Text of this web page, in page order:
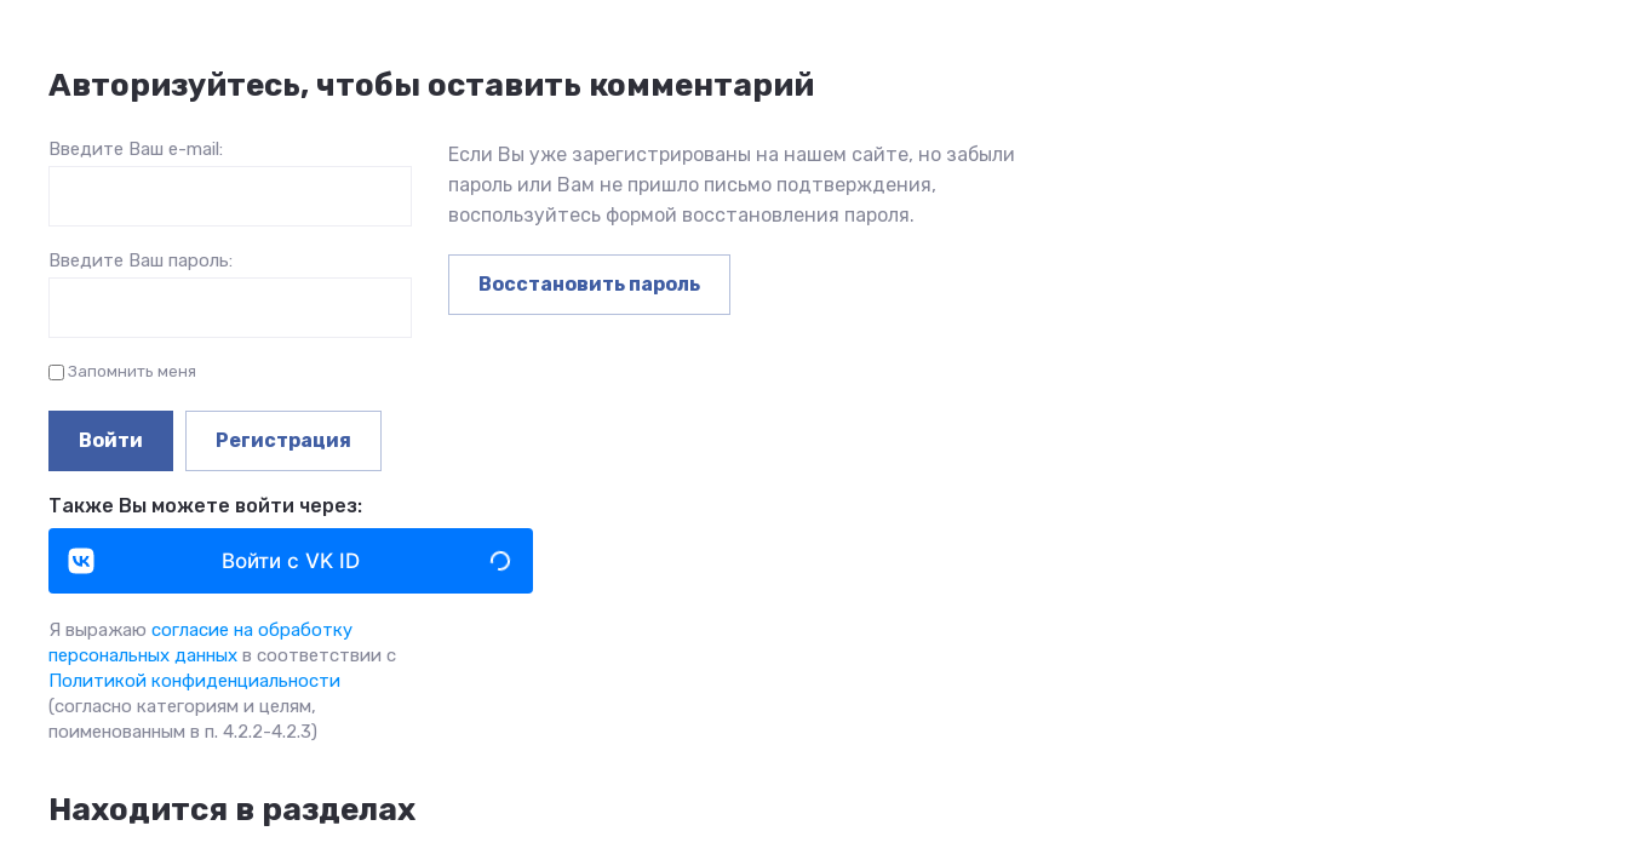
Авторизуйтесь, чтобы оставить комментарий
Введите Ваш e-mail:
Введите Ваш пароль:
Запомнить меня
Войти Регистрация
Если Вы уже зарегистрированы на нашем сайте, но забыли
пароль или Вам не пришло письмо подтверждения,
воспользуйтесь формой восстановления пароля.
Восстановить пароль
Также Вы можете войти через:
Войти с VK ID
Я выражаю согласие на обработку
персональных данных в соответствии с
Политикой конфиденциальности
(согласно категориям и целям,
поименованным в п. 4.2.2-4.2.3)
Находится в разделах